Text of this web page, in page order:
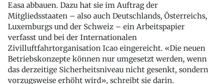
Easa abbauen. Dazu hat sie im Auftrag der
Mitgliedsstaaten – also auch Deutschlands, Österreichs,
Luxemburgs und der Schweiz – ein Arbeitspapier
verfasst und bei der Internationalen
Zivilluftfahrtorganisation Icao eingereicht. «Die neuen
Betriebskonzepte können nur umgesetzt werden, wenn
das derzeitige Sicherheitsniveau nicht gesenkt, sondern
vorzugsweise erhöht wird», schreibt sie darin.